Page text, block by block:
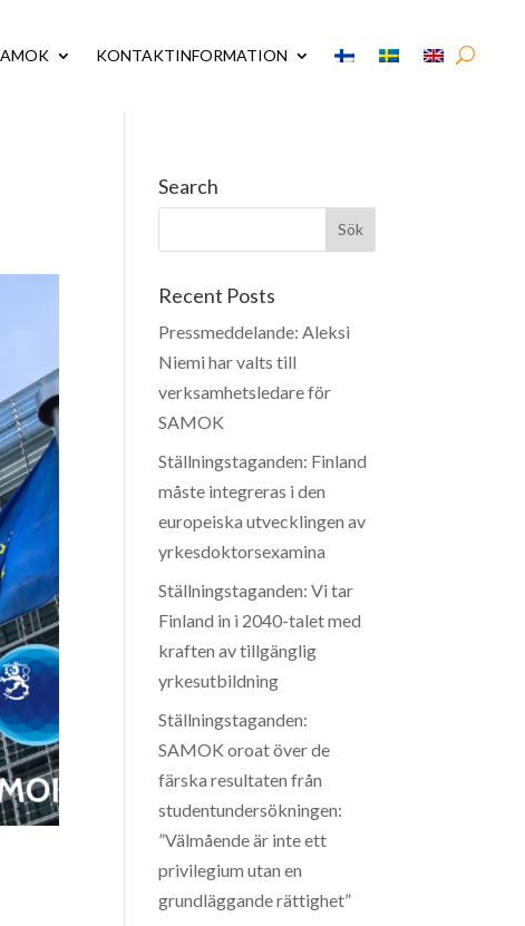
KONTAKTINFORMATION
Search
Recent Posts
Pressmeddelande: Aleksi
Niemi har valts till
verksamhetsledare för
SAMOK
Ställningstaganden: Finland
måste integreras i den
europeiska utvecklingen av
yrkesdoktorsexamina
Ställningstaganden: Vi tar
Finland in i 2040-talet med
kraften av tillgänglig
yrkesutbildning
Ställningstaganden:
SAMOK oroat över de
färska resultaten från
studentundersökningen:
”Välmående är inte ett
privilegium utan en
grundläggande rättighet”